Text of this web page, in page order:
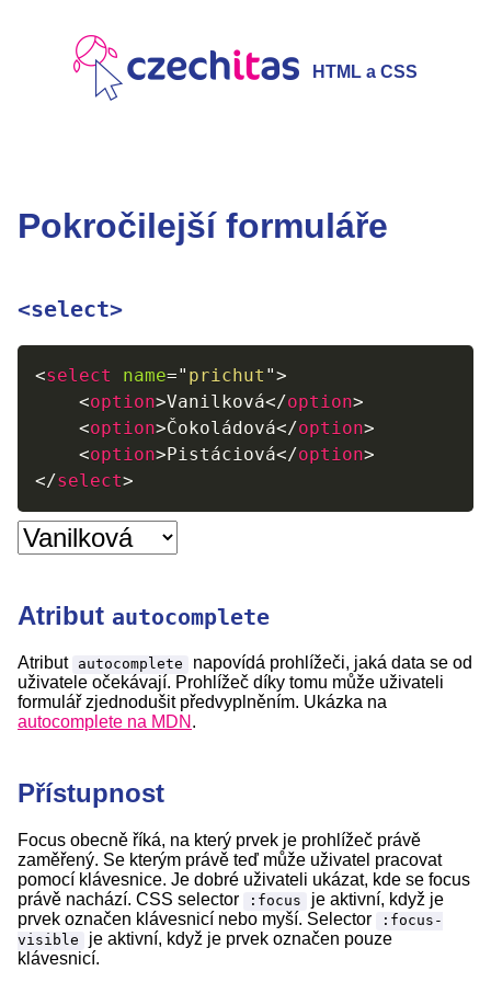
HTML a CSS
Pokročilejší formuláře
<select>
<select name=" prichut ">
<option>Vanilková</option>
<option>Čokoládová</option>
<option>Pistáciová</option>
</select>
Atribut autocomplete
Atribut autocomplete
napovídá prohlížeči, jaká data se od
uživatele očekávají. Prohlížeč díky tomu může uživateli
formulář zjednodušit předvyplněním. Ukázka na
autocomplete na MDN .
Přístupnost
Focus obecně říká, na který prvek je prohlížeč právě
zaměřený. Se kterým právě teď může uživatel pracovat
pomocí klávesnice. Je dobré uživateli ukázat, kde se focus
právě nachází. CSS selector
:focus
je aktivní, když je
prvek označen klávesnicí nebo myší. Selector
:focus-
visible
je aktivní, když je prvek označen pouze
klávesnicí.